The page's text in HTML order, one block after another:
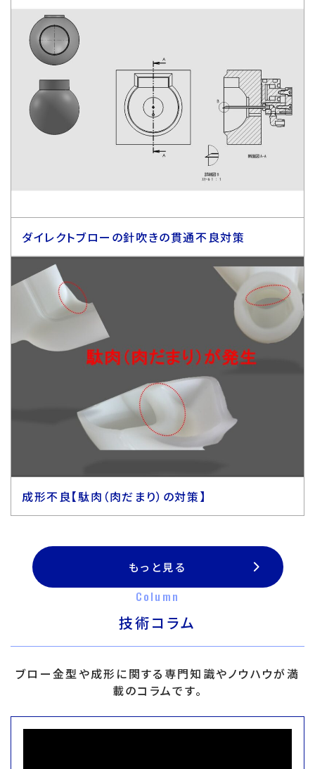
ダイレクトブローの針吹きの貫通不良対策
成形不良【駄肉（肉だまり）の対策】
もっと見る
Column
技術コラム
ブロー金型や成形に関する専門知識やノウハウが満
載のコラムです。